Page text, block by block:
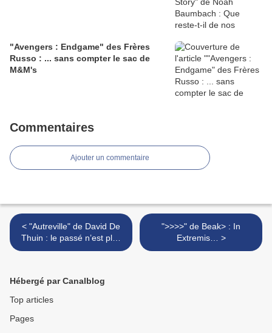
"Avengers : Endgame" des Frères
Russo : ... sans compter le sac de
M&M's
Commentaires
Ajouter un commentaire
< "Autreville" de David De
Thuin : le passé n’est plus
ce qu’il était !
">>>>" de Beak> : In
Extremis… >
Hébergé par Canalblog
Top articles
Pages